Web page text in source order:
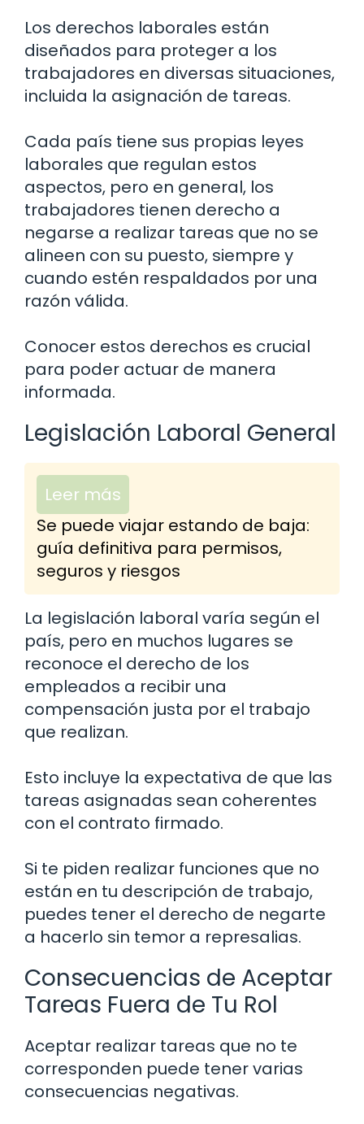
Los derechos laborales están
diseñados para proteger a los
trabajadores en diversas situaciones,
incluida la asignación de tareas.
Cada país tiene sus propias leyes
laborales que regulan estos
aspectos, pero en general, los
trabajadores tienen derecho a
negarse a realizar tareas que no se
alineen con su puesto, siempre y
cuando estén respaldados por una
razón válida.
Conocer estos derechos es crucial
para poder actuar de manera
informada.
Legislación Laboral General
Leer más
Se puede viajar estando de baja:
guía definitiva para permisos,
seguros y riesgos
La legislación laboral varía según el
país, pero en muchos lugares se
reconoce el derecho de los
empleados a recibir una
compensación justa por el trabajo
que realizan.
Esto incluye la expectativa de que las
tareas asignadas sean coherentes
con el contrato firmado.
Si te piden realizar funciones que no
están en tu descripción de trabajo,
puedes tener el derecho de negarte
a hacerlo sin temor a represalias.
Consecuencias de Aceptar
Tareas Fuera de Tu Rol
Aceptar realizar tareas que no te
corresponden puede tener varias
consecuencias negativas.